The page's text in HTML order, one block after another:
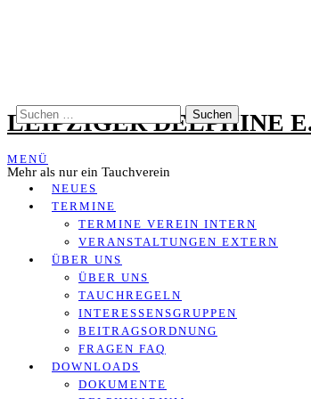
LEIPZIGER DELPHINE
Mehr als nur ein Tauchverein
SUCHEN
NACH:
MENÜ
NEUES
TERMINE
TERMINE VEREIN INTERN
VERANSTALTUNGEN EXTERN
ÜBER UNS
ÜBER UNS
TAUCHREGELN
INTERESSENSGRUPPEN
BEITRAGSORDNUNG
FRAGEN FAQ
DOWNLOADS
DOKUMENTE